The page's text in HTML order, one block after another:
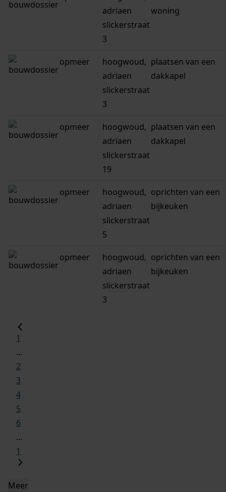
adriaen
slickerstraat
3
woning
opmeer
hoogwoud,
adriaen
slickerstraat
3
plaatsen van een
dakkapel
opmeer
hoogwoud,
adriaen
slickerstraat
19
plaatsen van een
dakkapel
opmeer
hoogwoud,
adriaen
slickerstraat
5
oprichten van een
bijkeuken
opmeer
hoogwoud,
adriaen
slickerstraat
3
oprichten van een
bijkeuken
1
...
2
3
4
5
6
...
1
Meer